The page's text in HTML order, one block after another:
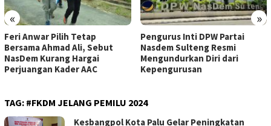
« »
Feri Anwar Pilih Tetap
Bersama Ahmad Ali, Sebut
NasDem Kurang Hargai
Perjuangan Kader AAC
Pengurus Inti DPW Partai
Nasdem Sulteng Resmi
Mengundurkan Diri dari
Kepengurusan
TAG: #FKDM JELANG PEMILU 2024
Kesbangpol Kota Palu Gelar Peningkatan